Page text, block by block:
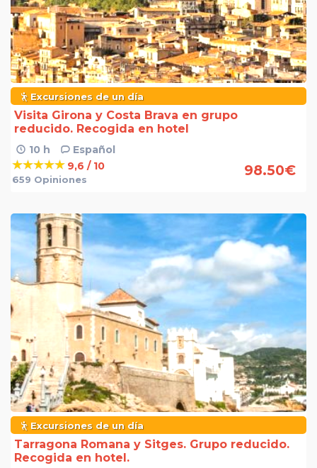
Excursiones de un día
Visita Girona y Costa Brava en grupo
reducido. Recogida en hotel
10 h
Español
9,6 / 10
659 Opiniones
98.50€
Excursiones de un día
Tarragona Romana y Sitges. Grupo reducido.
Recogida en hotel.